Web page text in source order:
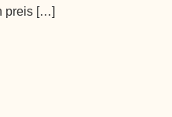
preis […]